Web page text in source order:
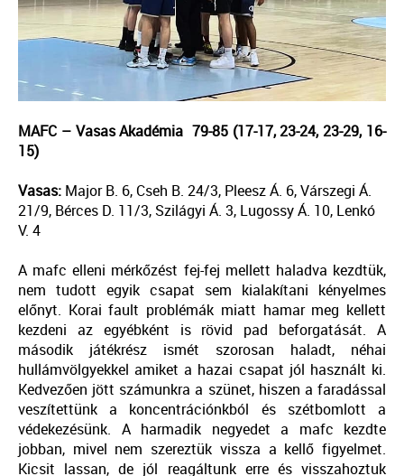
MAFC – Vasas Akadémia 79-85 (17-17, 23-24, 23-29, 16-
15)
Vasas: Major B. 6, Cseh B. 24/3, Pleesz Á. 6, Várszegi Á.
21/9, Bérces D. 11/3, Szilágyi Á. 3, Lugossy Á. 10, Lenkó
V. 4
A mafc elleni mérkőzést fej-fej mellett haladva kezdtük,
nem tudott egyik csapat sem kialakítani kényelmes
előnyt. Korai fault problémák miatt hamar meg kellett
kezdeni az egyébként is rövid pad beforgatását. A
második játékrész ismét szorosan haladt, néhai
hullámvölgyekkel amiket a hazai csapat jól használt ki.
Kedvezően jött számunkra a szünet, hiszen a faradással
veszítettünk a koncentrációnkból és szétbomlott a
védekezésünk. A harmadik negyedet a mafc kezdte
jobban, mivel nem szereztük vissza a kellő figyelmet.
Kicsit lassan, de jól reagáltunk erre és visszahoztuk